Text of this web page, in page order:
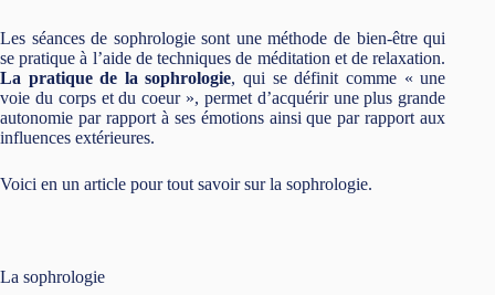
Les séances de sophrologie sont une méthode de bien-être qui
se pratique à l’aide de techniques de méditation et de relaxation.
La pratique de la sophrologie, qui se définit comme « une
voie du corps et du coeur », permet d’acquérir une plus grande
autonomie par rapport à ses émotions ainsi que par rapport aux
influences extérieures.
Voici en un article pour tout savoir sur la sophrologie.
La sophrologie